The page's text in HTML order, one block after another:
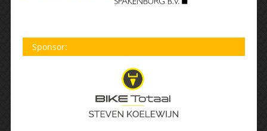
Sponsor: